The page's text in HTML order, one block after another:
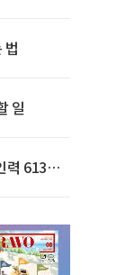
법
일
력 613명